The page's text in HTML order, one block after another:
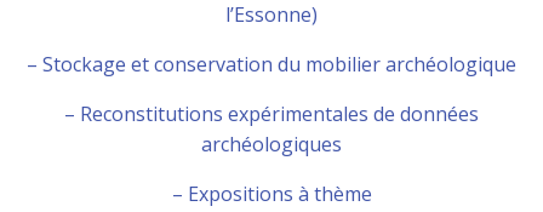
l’Essonne)
– Stockage et conservation du mobilier archéologique
– Reconstitutions expérimentales de données
archéologiques
– Expositions à thème